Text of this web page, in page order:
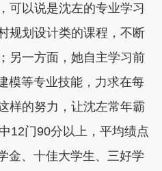
可以说是沈左的专业学习
规划设计类的课程，不断
另一方面，她自主学习前
模等专业技能，力求在每
样的努力，让沈左常年霸
12门90分以上，平均绩点
金、十佳大学生、三好学